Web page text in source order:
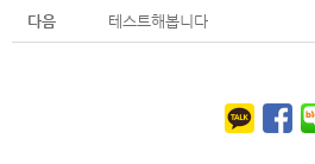
다음 테스트해봅니다